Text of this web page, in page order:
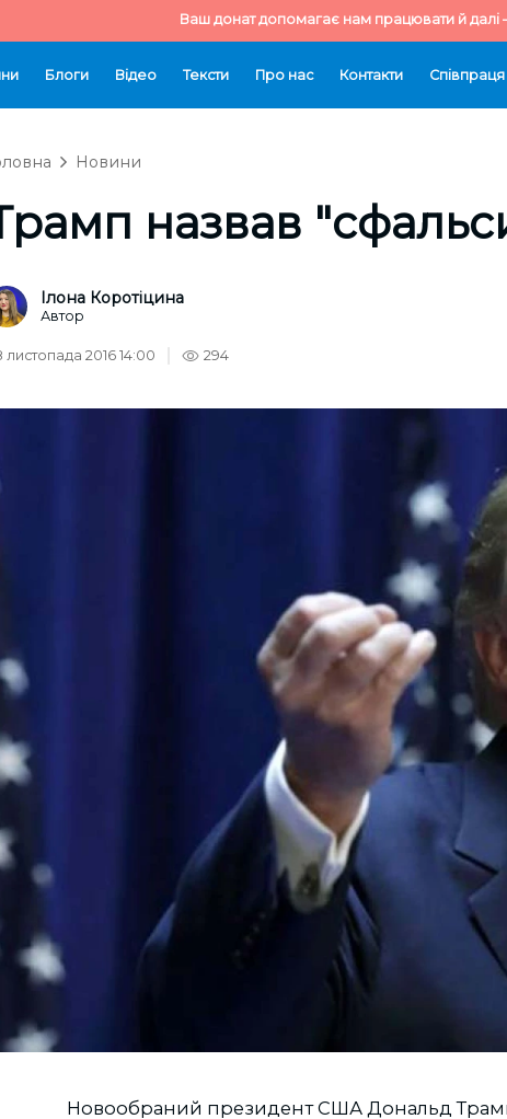
Ваш донат допомагає нам працювати й далі
Блоги Відео Тексти Про нас Контакти Cпівпраця
Новини
назвав
Ілона Коротіцина
Автор
листопада 2016 14:00 294
Новообраний президент США Дональд Трамп